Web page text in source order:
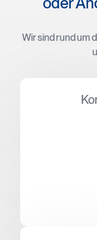
Wir sind rund um